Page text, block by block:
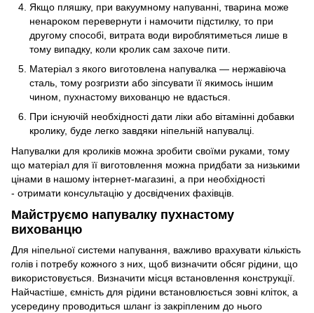
Якщо пляшку, при вакуумному напуванні, тварина може
ненароком перевернути і намочити підстилку, то при
другому способі, витрата води вироблятиметься лише в
тому випадку, коли кролик сам захоче пити.
Матеріал з якого виготовлена ​​напувалка — нержавіюча
сталь, тому розгризти або зіпсувати її якимось іншим
чином, пухнастому вихованцю не вдасться.
При існуючій необхідності дати ліки або вітамінні добавки
кролику, буде легко завдяки ніпельній напувалці.
Напувалки для кроликів можна зробити своїми руками, тому
що матеріал для її виготовлення можна придбати за низькими
цінами в нашому інтернет-магазині, а при необхідності
- отримати консультацію у досвідчених фахівців.
Майструємо напувалку пухнастому
вихованцю
Для ніпельної системи напування, важливо врахувати кількість
голів і потребу кожного з них, щоб визначити обсяг рідини, що
використовується. Визначити місця встановлення конструкції.
Найчастіше, ємність для рідини встановлюється зовні кліток, а
усередину проводиться шланг із закріпленим до нього